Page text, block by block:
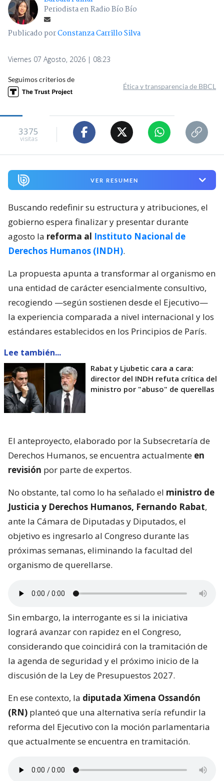
Periodista en Radio Bío Bío
Publicado porConstanza Carrillo Silva
Viernes 07 Agosto, 2026 | 08:23
Seguimos criterios de
Ética y transparencia de BBCL
3375
visitas
VER RESUMEN
Buscando redefinir su estructura y atribuciones, el
gobierno espera finalizar y presentar durante
agosto la reforma al Instituto Nacional de
Derechos Humanos (INDH).
La propuesta apunta a transformar al organismo en
una entidad de carácter esencialmente consultivo,
recogiendo —según sostienen desde el Ejecutivo—
la experiencia comparada a nivel internacional y los
estándares establecidos en los Principios de París.
Lee también...
Rabat y Ljubetic cara a cara:
director del INDH refuta crítica del
ministro por "abuso" de querellas
El anteproyecto, elaborado por la Subsecretaría de
Derechos Humanos, se encuentra actualmente en
revisión por parte de expertos.
No obstante, tal como lo ha señalado el ministro de
Justicia y Derechos Humanos, Fernando Rabat,
ante la Cámara de Diputadas y Diputados, el
objetivo es ingresarlo al Congreso durante las
próximas semanas, eliminando la facultad del
organismo de querellarse.
Sin embargo, la interrogante es si la iniciativa
logrará avanzar con rapidez en el Congreso,
considerando que coincidirá con la tramitación de
la agenda de seguridad y el próximo inicio de la
discusión de la Ley de Presupuestos 2027.
En ese contexto, la diputada Ximena Ossandón
(RN) planteó que una alternativa sería refundir la
reforma del Ejecutivo con la moción parlamentaria
que actualmente se encuentra en tramitación.